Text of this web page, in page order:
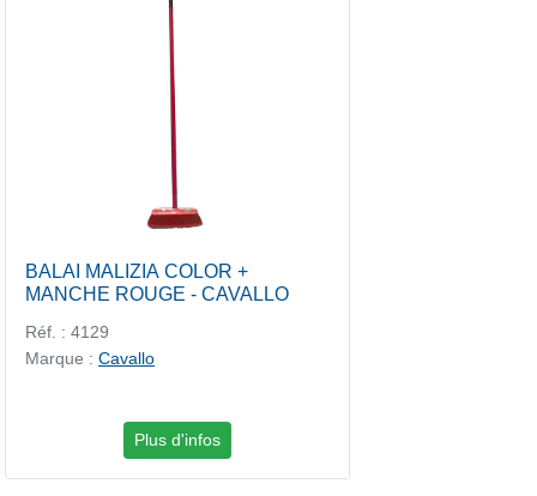
BALAI MALIZIA COLOR +
MANCHE ROUGE - CAVALLO
Réf. : 4129
Marque : Cavallo
Plus d'infos